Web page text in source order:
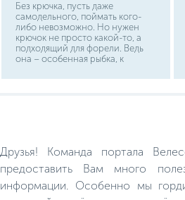
Без крючка, пусть даже
самодельного, поймать кого-
либо невозможно. Но нужен
крючок не просто какой-то, а
подходящий для форели. Ведь
она – особенная рыбка, к
подход. К счастью для вас, мы
Друзья! Команда портала
предоставить Вам много
информации. Особенно мы